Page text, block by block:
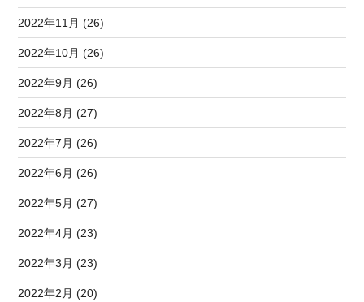
2022年11月 (26)
2022年10月 (26)
2022年9月 (26)
2022年8月 (27)
2022年7月 (26)
2022年6月 (26)
2022年5月 (27)
2022年4月 (23)
2022年3月 (23)
2022年2月 (20)